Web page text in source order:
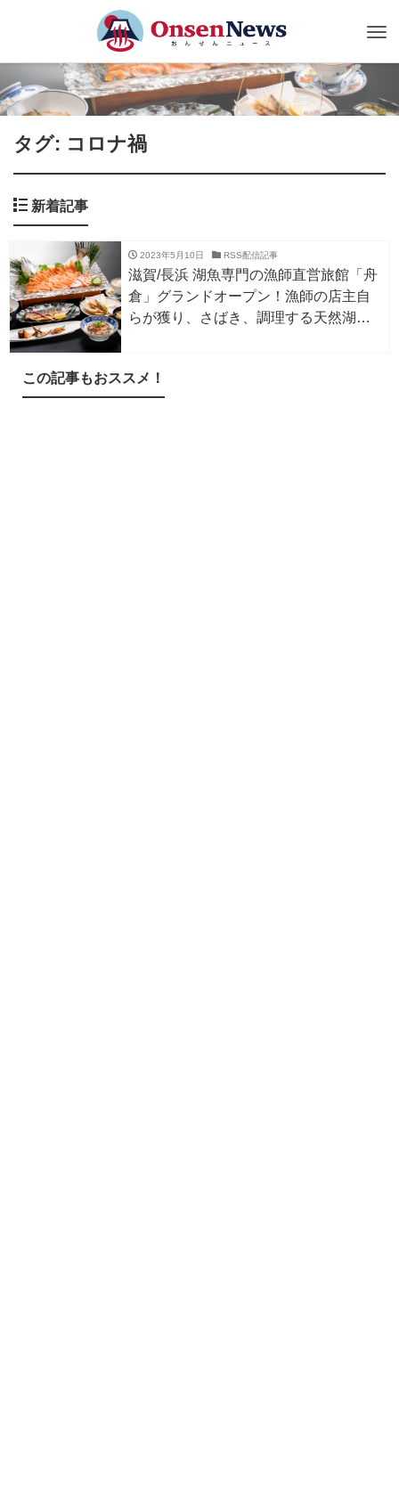
タグ: コロナ禍
新着記事
2023年5月10日 RSS配信記事
滋賀/長浜 湖魚専門の漁師直営旅館「舟
倉」グランドオープン！漁師の店主自
らが獲り、さばき、調理する天然湖魚
この記事もおススメ！